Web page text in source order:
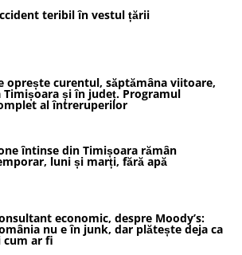
teribil în vestul țării
oprește curentul, săptămâna viitoare,
Timișoara și în județ. Programul
al întreruperilor
întinse din Timișoara rămân
luni și marți, fără apă
economic, despre Moody’s:
nu e în junk, dar plătește deja ca
cum ar fi